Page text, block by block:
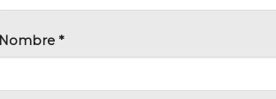
Nombre *